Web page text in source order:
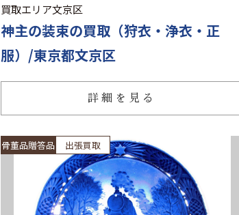
買取エリア文京区
神主の装束の買取（狩衣・浄衣・正
服）/東京都文京区
詳細を見る
骨董品贈答品 出張買取